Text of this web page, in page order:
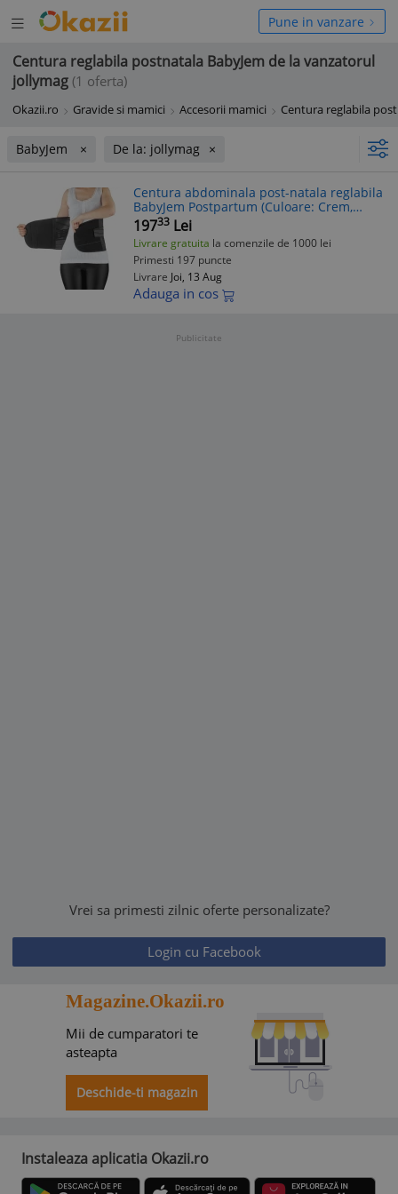
Deschide
meniul
Pune in vanzare
Centura reglabila postnatala BabyJem de la vanzatorul
jollymag (1 oferta)
Okazii.ro Gravide si mamici Accesorii mamici Centura reglabila
BabyJem De la: jollymag
Centura abdominala post-natala reglabila
BabyJem Postpartum (Culoare: Crem,
Marime: L-XL)
19733 Lei
Livrare gratuita la comenzile de 1000 lei
Primesti 197 puncte
Livrare Joi, 13 Aug
Adauga in cos
Publicitate
Vrei sa primesti zilnic oferte personalizate?
Login cu Facebook
Magazine.Okazii.ro
Mii de cumparatori te
asteapta
Deschide-ti magazin
Instaleaza aplicatia Okazii.ro